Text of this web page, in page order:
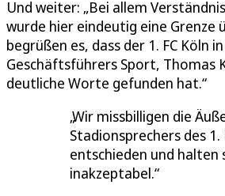
Und weiter: „Bei allem
wurde hier eindeutig eine Grenze
begrüßen es, dass der 1. FC Köln
Geschäftsführers Sport, Thomas
deutliche Worte gefunden hat.“
Wir missbilligen die
Stadionsprechers des 1.
entschieden und halten
inakzeptabel.